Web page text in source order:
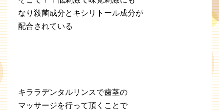
なり殺菌成分とキシリトール成分が
配合されている
キララデンタルリンスで歯茎の
マッサージを行って頂くことで